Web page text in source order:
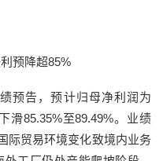
预降超85%
预告，预计归母净利润为
滑85.35%至89.49%。业绩
际贸易环境变化致境内业务